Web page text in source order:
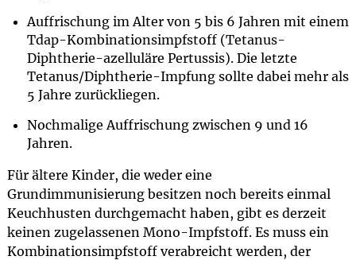
Auffrischung im Alter von 5 bis 6 Jahren mit einem
Tdap-Kombinationsimpfstoff (Tetanus-
Diphtherie-azelluläre Pertussis). Die letzte
Tetanus/Diphtherie-Impfung sollte dabei mehr als
5 Jahre zurückliegen.
Nochmalige Auffrischung zwischen 9 und 16
Jahren.
Für ältere Kinder, die weder eine
Grundimmunisierung besitzen noch bereits einmal
Keuchhusten durchgemacht haben, gibt es derzeit
keinen zugelassenen Mono-Impfstoff. Es muss ein
Kombinationsimpfstoff verabreicht werden, der